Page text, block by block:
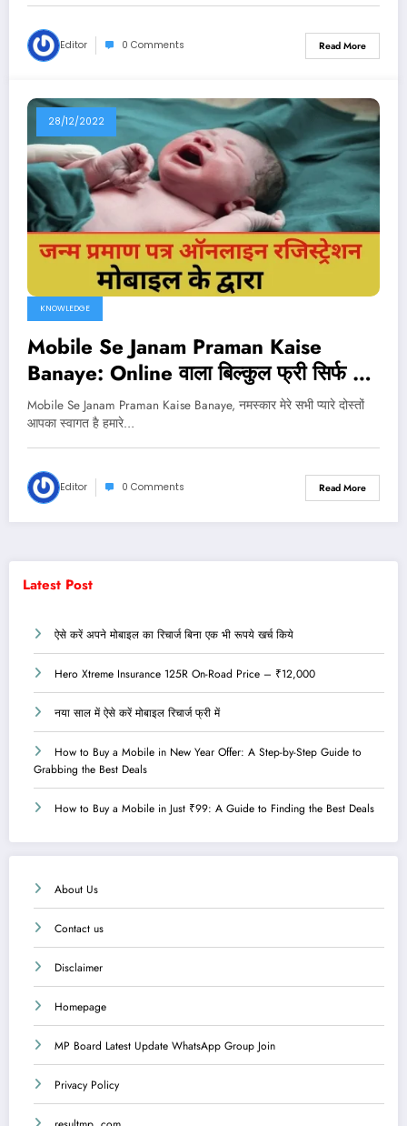
Editor 0 Comments Read More
28/12/2022
KNOWLEDGE
Mobile Se Janam Praman Kaise
Banaye: Online वाला बिल्कुल फ्री सिर्फ 2
मिनट में यहाँ से करे ऑनलाइन आवेदन !
Mobile Se Janam Praman Kaise Banaye, नमस्कार मेरे सभी प्यारे दोस्तों
आपका स्वागत है हमारे…
Editor 0 Comments Read More
Latest Post
ऐसे करें अपने मोबाइल का रिचार्ज बिना एक भी रूपये खर्च किये
Hero Xtreme Insurance 125R On-Road Price – ₹12,000
नया साल में ऐसे करें मोबाइल रिचार्ज फ्री में
How to Buy a Mobile in New Year Offer: A Step-by-Step Guide to
Grabbing the Best Deals
How to Buy a Mobile in Just ₹99: A Guide to Finding the Best Deals
About Us
Contact us
Disclaimer
Homepage
MP Board Latest Update WhatsApp Group Join
Privacy Policy